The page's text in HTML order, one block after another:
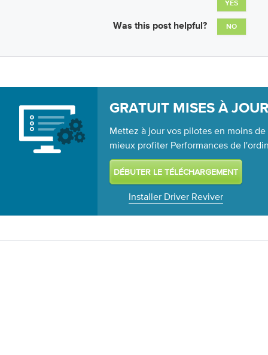
Was this post helpful?
YES
NO
GRATUIT MISES À
Mettez à jour vos pilotes en moins
mieux profiter Performances de
Installer Driver Reviver